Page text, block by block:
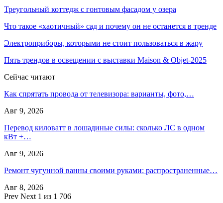
Треугольный коттедж с гонтовым фасадом у озера
Что такое «хаотичный» сад и почему он не останется в тренде
Электроприборы, которыми не стоит пользоваться в жару
Пять трендов в освещении с выставки Maison & Objet-2025
Сейчас читают
Как спрятать провода от телевизора: варианты, фото,…
Авг 9, 2026
Перевод киловатт в лошадиные силы: сколько ЛС в одном
кВт +…
Авг 9, 2026
Ремонт чугунной ванны своими руками: распространенные…
Авг 8, 2026
Prev Next 1 из 1 706